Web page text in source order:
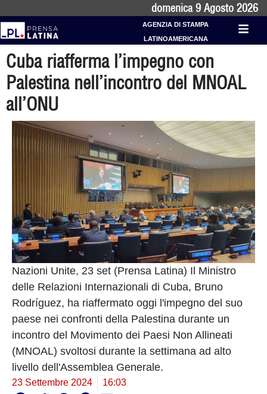
domenica 9 Agosto 2026
AGENZIA DI STAMPA
LATINOAMERICANA
Cuba riafferma l’impegno con
Palestina nell’incontro del MNOAL
all’ONU
Nazioni Unite, 23 set (Prensa Latina) Il Ministro
delle Relazioni Internazionali di Cuba, Bruno
Rodríguez, ha riaffermato oggi l'impegno del suo
paese nei confronti della Palestina durante un
incontro del Movimento dei Paesi Non Allineati
(MNOAL) svoltosi durante la settimana ad alto
livello dell'Assemblea Generale.
23 Settembre 2024 16:03